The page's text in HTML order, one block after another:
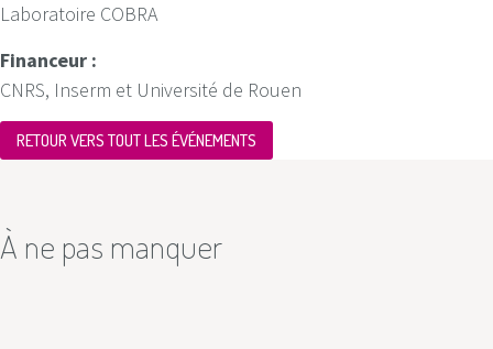
Laboratoire COBRA
Financeur :
CNRS, Inserm et Université de Rouen
RETOUR VERS TOUT LES ÉVÉNEMENTS
À ne pas manquer